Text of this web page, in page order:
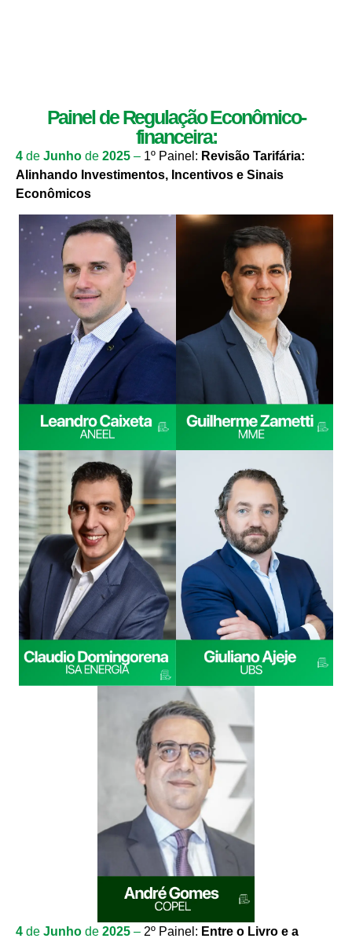
Painel de Regulação Econômico-
financeira:
4 de Junho de 2025 – 1º Painel: Revisão Tarifária:
Alinhando Investimentos, Incentivos e Sinais
Econômicos
4 de Junho de 2025 – 2º Painel: Entre o Livro e a